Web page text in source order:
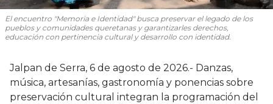
El encuentro "Memoria e Identidad" busca preservar el legado de los
pueblos y comunidades queretanas y garantizarles derechos,
educación con pertinencia cultural y desarrollo con identidad.
Jalpan de Serra, 6 de agosto de 2026.- Danzas,
música, artesanías, gastronomía y ponencias sobre
preservación cultural integran la programación del